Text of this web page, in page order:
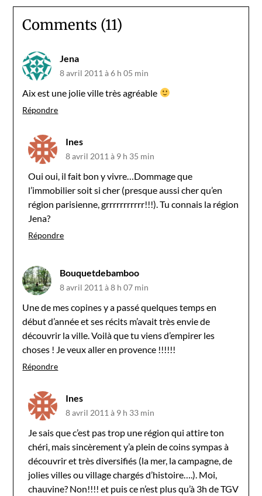
Comments (11)
Jena
8 avril 2011 à 6 h 05 min
Aix est une jolie ville très agréable
Répondre
Ines
8 avril 2011 à 9 h 35 min
Oui oui, il fait bon y vivre…Dommage que
l’immobilier soit si cher (presque aussi cher qu’en
région parisienne, grrrrrrrrrrr!!!). Tu connais la région
Jena?
Répondre
Bouquetdebamboo
8 avril 2011 à 8 h 07 min
Une de mes copines y a passé quelques temps en
début d’année et ses récits m’avait très envie de
découvrir la ville. Voilà que tu viens d’empirer les
choses ! Je veux aller en provence !!!!!!
Répondre
Ines
8 avril 2011 à 9 h 33 min
Je sais que c’est pas trop une région qui attire ton
chéri, mais sincèrement y’a plein de coins sympas à
découvrir et très diversifiés (la mer, la campagne, de
jolies villes ou village chargés d’histoire….). Moi,
chauvine? Non!!!! et puis ce n’est plus qu’à 3h de TGV